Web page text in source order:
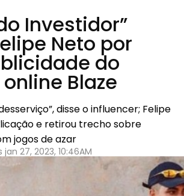
Investidor”
Neto por
do
Blaze
disse o influencer; Felipe
e retirou trecho sobre
jogos de azar
27, 2023, 10:46AM